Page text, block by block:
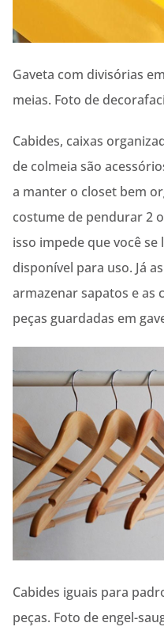
Gaveta com divisórias
meias. Foto de
Cabides, caixas
de colmeia são
a manter o closet bem
costume de pendurar 2
isso impede que você
disponível para uso. Já
armazenar sapatos e as
peças guardadas em
Cabides iguais para
peças. Foto de engel-